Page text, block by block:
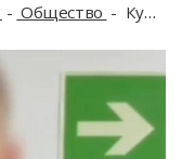
Общество Курьер мошенников рассказал на видео, как забирал миллионы у кубанцев